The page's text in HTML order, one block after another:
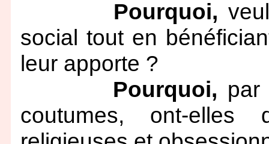
Pourquoi,
social tout en
leur apporte ?
Pourquoi,
coutumes, ont-elles